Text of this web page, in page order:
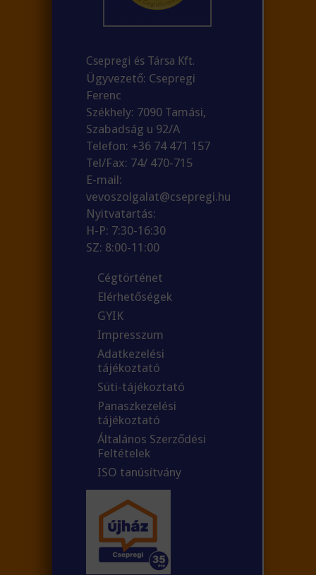
Csepregi és Társa Kft.
Ügyvezető: Csepregi
Ferenc
Székhely: 7090 Tamási,
Szabadság u 92/A
Telefon: +36 74 471 157
Tel/Fax: 74/ 470-715
E-mail:
vevoszolgalat@csepregi.hu
Nyitvatartás:
H-P: 7:30-16:30
SZ: 8:00-11:00
Cégtörténet
Elérhetőségek
GYIK
Impresszum
Adatkezelési
tájékoztató
Süti-tájékoztató
Panaszkezelési
tájékoztató
Általános Szerződési
Feltételek
ISO tanúsítvány